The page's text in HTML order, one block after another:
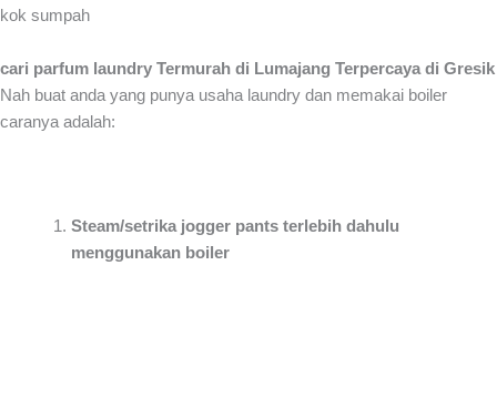
kok sumpah
cari parfum laundry Termurah di Lumajang Terpercaya di Gresik
Nah buat anda yang punya usaha laundry dan memakai boiler
caranya adalah:
Steam/setrika jogger pants terlebih dahulu
menggunakan boiler